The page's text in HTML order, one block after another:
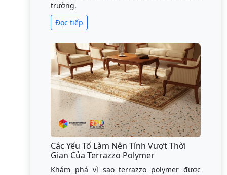
trường.
Đọc tiếp
Các Yếu Tố Làm Nên Tính Vượt Thời
Gian Của Terrazzo Polymer
Khám phá vì sao terrazzo polymer được